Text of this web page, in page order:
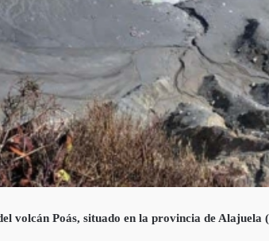
volcán Poás, situado en la provincia de Alajuela